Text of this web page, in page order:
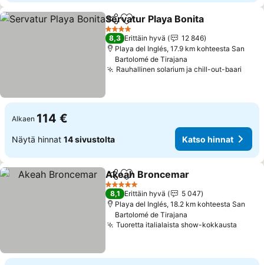
Jaa Lisää suosikkeihin
Servatur Playa Bonita
4 Tähtiluokitus
8,3 Erittäin hyvä
12 846
Playa del Inglés, 17.9 km kohteesta San
Bartolomé de Tirajana
Rauhallinen solarium ja chill-out-baari
Alkaen 114 €
Näytä hinnat 14 sivustolta Katso hinnat
Jaa Lisää suosikkeihin
Akeah Broncemar
5 Tähtiluokitus
8,1 Erittäin hyvä
5 047
Playa del Inglés, 18.2 km kohteesta San
Bartolomé de Tirajana
Tuoretta italialaista show-kokkausta